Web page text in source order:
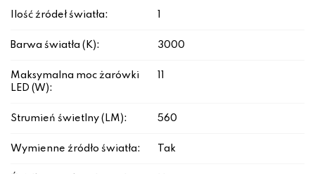
Ilość źródeł światła:
Barwa światła (K): 3000
Maksymalna moc żarówki
LED (W):
Strumień świetlny (LM): 560
Wymienne źródło światła: Tak